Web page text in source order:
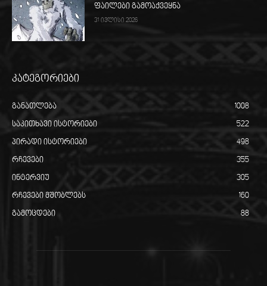
ფაილები გამოაქვეყნა
31 ივლისი 2026
კატეგორიები
განათლება 1008
საკითხავი ისტორიები 522
პირადი ისტორიები 498
რჩევები 355
ინტერვიუ 305
რჩევები მშობლებს 160
გამოცდები 88